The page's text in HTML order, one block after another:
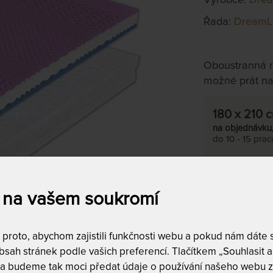
Řada:
Oboustranná
možné prát
180 x 210
na objednávku,
do 10 - 15
1
vašem soukromí
abychom zajistili funkčnosti webu a pokud nám dáte
stránek podle vašich preferencí. Tlačítkem „Souhlasit
budeme tak moci předat údaje o používání našeho webu